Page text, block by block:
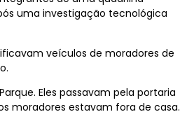
uma investigação tecnológica
veículos de moradores de
Eles passavam pela portaria
moradores estavam fora de casa.